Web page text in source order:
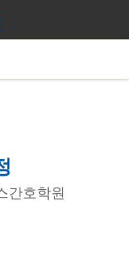
간호학원